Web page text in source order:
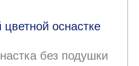
оснастке
без подушки